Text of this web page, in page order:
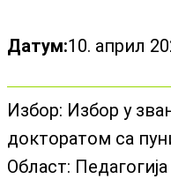
Датум:10. април
Избор: Избор у
докторатом са
Област: Педагогија